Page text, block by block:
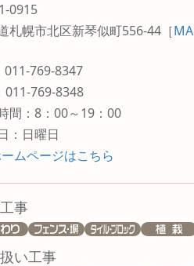
0915
札幌市北区新琴似町556-44 ［MA
011-769-8347
011-769-8348
間：8：00～19：00
：日曜日
ムページはこちら
事
い工事